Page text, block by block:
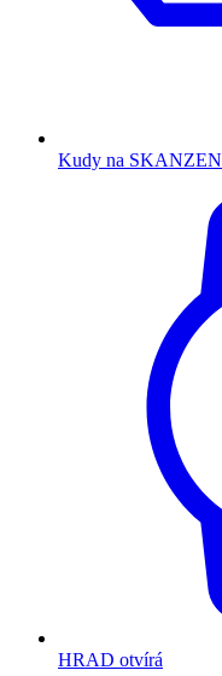
Kudy na SKANZEN
HRAD otvírá